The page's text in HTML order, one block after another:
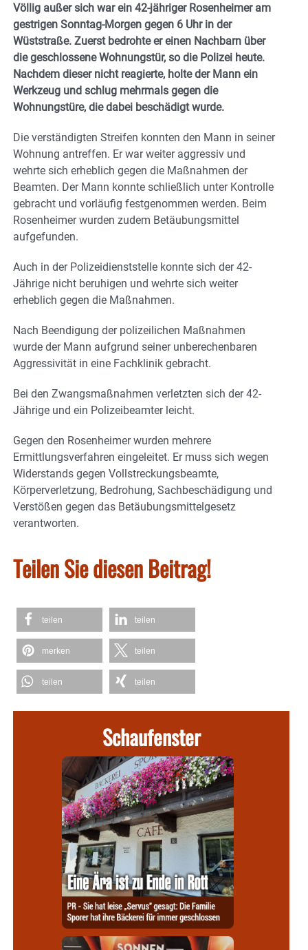
Völlig außer sich war ein 42-jähriger Rosenheimer am
gestrigen Sonntag-Morgen gegen 6 Uhr in der
Wüststraße. Zuerst bedrohte er einen Nachbarn über
die geschlossene Wohnungstür, so die Polizei heute.
Nachdem dieser nicht reagierte, holte der Mann ein
Werkzeug und schlug mehrmals gegen die
Wohnungstüre, die dabei beschädigt wurde.
Die verständigten Streifen konnten den Mann in seiner
Wohnung antreffen. Er war weiter aggressiv und
wehrte sich erheblich gegen die Maßnahmen der
Beamten. Der Mann konnte schließlich unter Kontrolle
gebracht und vorläufig festgenommen werden. Beim
Rosenheimer wurden zudem Betäubungsmittel
aufgefunden.
Auch in der Polizeidienststelle konnte sich der 42-
Jährige nicht beruhigen und wehrte sich weiter
erheblich gegen die Maßnahmen.
Nach Beendigung der polizeilichen Maßnahmen
wurde der Mann aufgrund seiner unberechenbaren
Aggressivität in eine Fachklinik gebracht.
Bei den Zwangsmaßnahmen verletzten sich der 42-
Jährige und ein Polizeibeamter leicht.
Gegen den Rosenheimer wurden mehrere
Ermittlungsverfahren eingeleitet. Er muss sich wegen
Widerstands gegen Vollstreckungsbeamte,
Körperverletzung, Bedrohung, Sachbeschädigung und
Verstößen gegen das Betäubungsmittelgesetz
verantworten.
Teilen Sie diesen Beitrag!
teilen teilen
merken teilen
teilen teilen
Schaufenster